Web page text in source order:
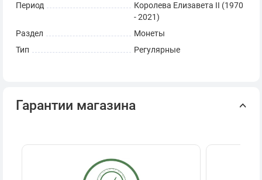
Период
Королева Елизавета II (1970
- 2021)
Раздел
Монеты
Тип
Регулярные
Гарантии магазина